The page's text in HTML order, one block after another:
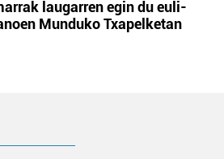
laugarren egin du euli-
Munduko Txapelketan